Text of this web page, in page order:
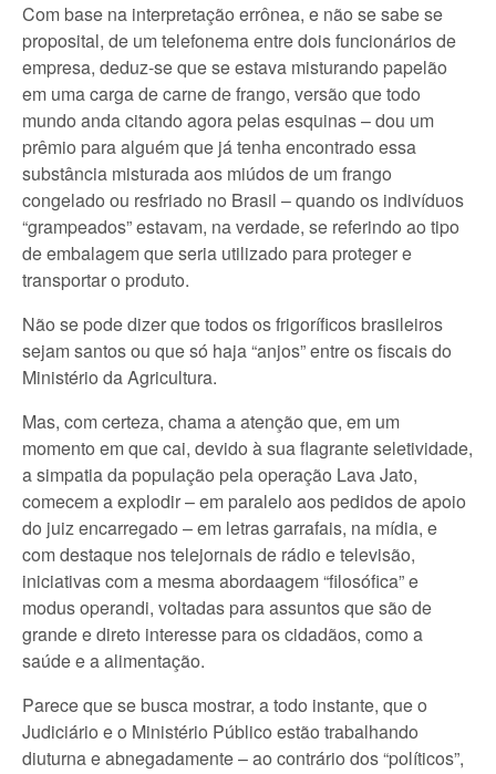
Com base na interpretação errônea, e não se sabe se
proposital, de um telefonema entre dois funcionários de
empresa, deduz-se que se estava misturando papelão
em uma carga de carne de frango, versão que todo
mundo anda citando agora pelas esquinas – dou um
prêmio para alguém que já tenha encontrado essa
substância misturada aos miúdos de um frango
congelado ou resfriado no Brasil – quando os indivíduos
“grampeados” estavam, na verdade, se referindo ao tipo
de embalagem que seria utilizado para proteger e
transportar o produto.
Não se pode dizer que todos os frigoríficos brasileiros
sejam santos ou que só haja “anjos” entre os fiscais do
Ministério da Agricultura.
Mas, com certeza, chama a atenção que, em um
momento em que cai, devido à sua flagrante seletividade,
a simpatia da população pela operação Lava Jato,
comecem a explodir – em paralelo aos pedidos de apoio
do juiz encarregado – em letras garrafais, na mídia, e
com destaque nos telejornais de rádio e televisão,
iniciativas com a mesma abordaagem “filosófica” e
modus operandi, voltadas para assuntos que são de
grande e direto interesse para os cidadãos, como a
saúde e a alimentação.
Parece que se busca mostrar, a todo instante, que o
Judiciário e o Ministério Público estão trabalhando
diuturna e abnegadamente – ao contrário dos “políticos”,